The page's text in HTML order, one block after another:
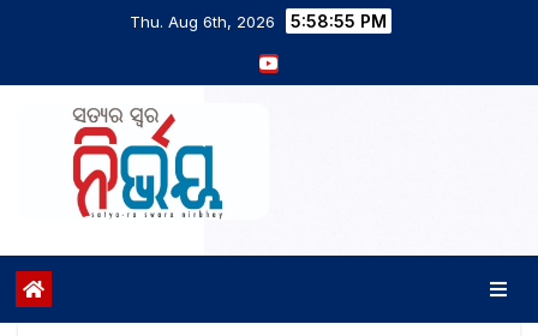
Thu. Aug 6th, 2026 5:58:56 PM